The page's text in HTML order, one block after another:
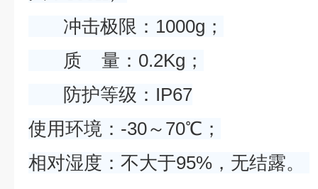
冲击极限：1000g；
质 量：0.2Kg；
防护等级：IP67
使用环境：-30～70℃；
相对湿度：不大于95%，无结露。